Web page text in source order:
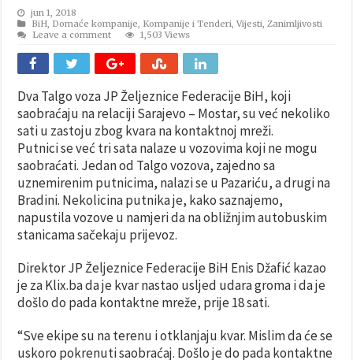
jun 1, 2018
BiH Domaće kompanije Kompanije i Tenderi ,Vijesti Zanimljivosti
Leave a comment
1,503 Views
Dva Talgo voza JP Željeznice Federacije BiH, koji
saobraćaju na relaciji Sarajevo – Mostar, su već nekoliko
sati u zastoju zbog kvara na kontaktnoj mreži.
Putnici se već tri sata nalaze u vozovima koji ne mogu
saobraćati. Jedan od Talgo vozova, zajedno sa
uznemirenim putnicima, nalazi se u Pazariću, a drugi na
Bradini. Nekolicina putnika je, kako saznajemo,
napustila vozove u namjeri da na obližnjim autobuskim
stanicama sačekaju prijevoz.
Direktor JP Željeznice Federacije BiH Enis Džafić kazao
je za Klix.ba da je kvar nastao usljed udara groma i da je
došlo do pada kontaktne mreže, prije 18 sati.
“Sve ekipe su na terenu i otklanjaju kvar. Mislim da će se
uskoro pokrenuti saobraćaj. Došlo je do pada kontaktne